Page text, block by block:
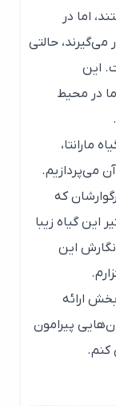
در
حالتی
محیط
که
زیبا
این
پیرامون